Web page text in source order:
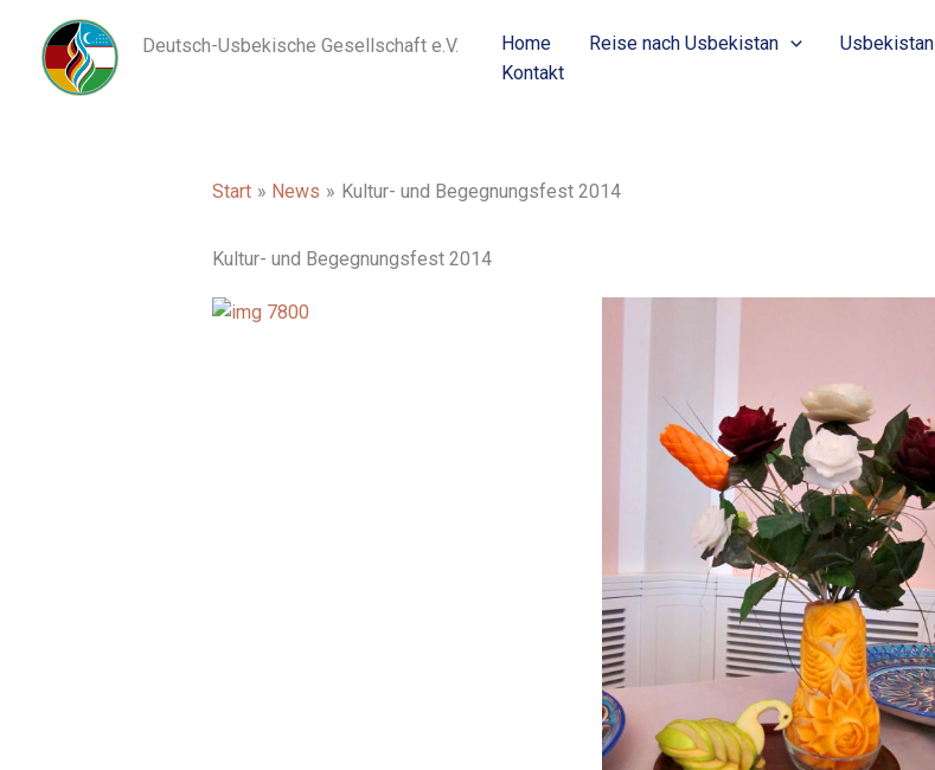
Inhalt
springen
Deutsch-Usbekische Gesellschaft e.V. Home Reise nach Usbekistan Usbekistan
Kontakt
Start News Kultur- und Begegnungsfest 2014
Kultur- und Begegnungsfest 2014